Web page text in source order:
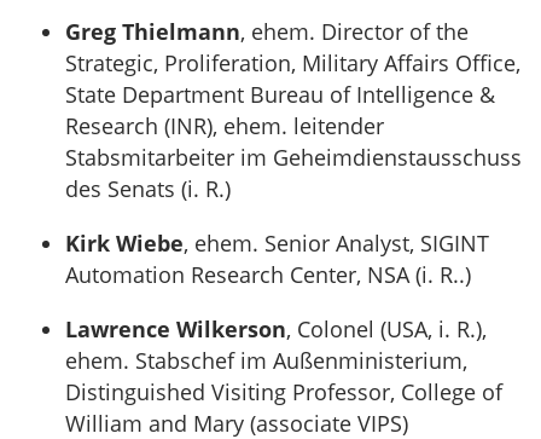
Greg Thielmann, ehem. Director of the
Strategic, Proliferation, Military Affairs Office,
State Department Bureau of Intelligence &
Research (INR), ehem. leitender
Stabsmitarbeiter im Geheimdienstausschuss
des Senats (i. R.)
Kirk Wiebe, ehem. Senior Analyst, SIGINT
Automation Research Center, NSA (i. R..)
Lawrence Wilkerson, Colonel (USA, i. R.),
ehem. Stabschef im Außenministerium,
Distinguished Visiting Professor, College of
William and Mary (associate VIPS)